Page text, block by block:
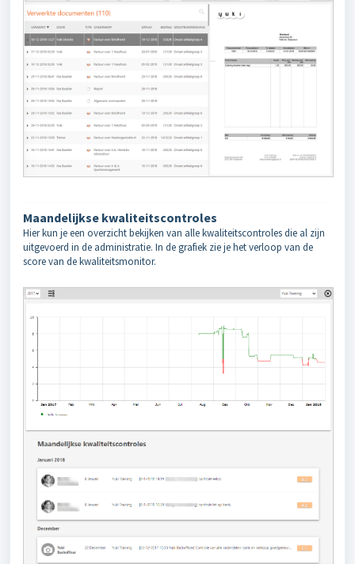
Maandelijkse kwaliteitscontroles
Hier kun je een overzicht bekijken van alle kwaliteitscontroles die al zijn
uitgevoerd in de administratie. In de grafiek zie je het verloop van de
score van de kwaliteitsmonitor.